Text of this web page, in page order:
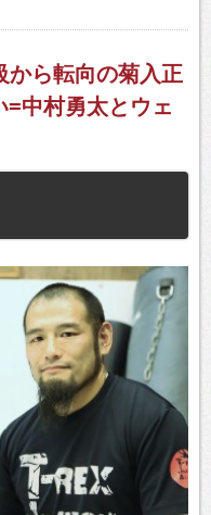
から転向の菊入正
中村勇太とウェ